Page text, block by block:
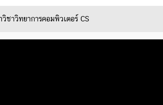
ชาวิทยาการคอมพิวเตอร์ CS